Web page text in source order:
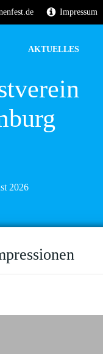
Impressum
AKTUELLES
2026